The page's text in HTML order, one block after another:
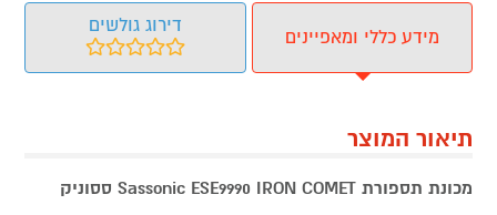
מידע כללי ומאפיינים
דירוג גולשים
תיאור המוצר
מכונת תספורת Sassonic ESE9990 IRON COMET ססוניק